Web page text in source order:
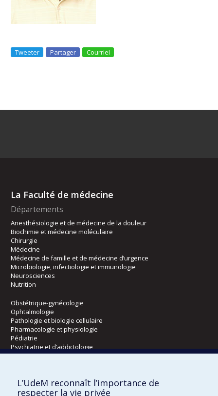
Tweeter Partager Courriel
La Faculté de médecine
Départements
Anesthésiologie et de médecine de la douleur
Biochimie et médecine moléculaire
Chirurgie
Médecine
Médecine de famille et de médecine d’urgence
Microbiologie, infectiologie et immunologie
Neurosciences
Nutrition
Obstétrique-gynécologie
Ophtalmologie
Pathologie et biologie cellulaire
Pharmacologie et physiologie
Pédiatrie
Psychiatrie et d’addictologie
Radiologie, radio-oncologie et médecine nucléaire
Écoles
L’UdeM reconnaît l’importance de
respecter la vie privée